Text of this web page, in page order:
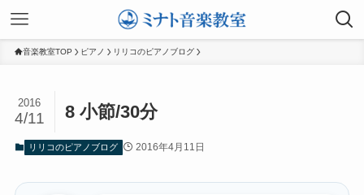
音楽教室TOP ピアノ リリコのピアノブログ
8 小節/30分
2016
4/11
リリコのピアノブログ 2016年4月11日